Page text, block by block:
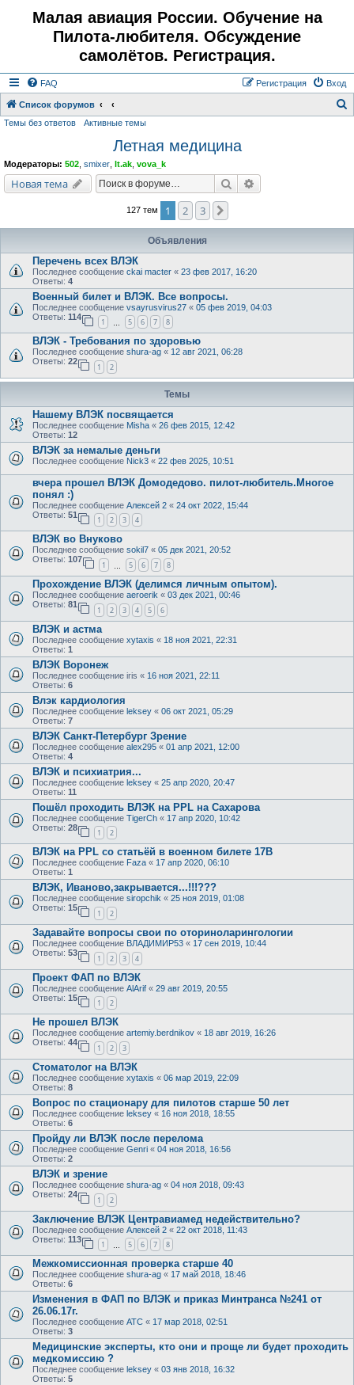
Малая авиация России. Обучение на
Пилота-любителя. Обсуждение
самолётов. Регистрация.
FAQ Вход
Регистрация
Список форумов
Темы без ответов Активные темы
Летная медицина
Модераторы: 502 smixer lt.ak vova_k
Новая тема Поиск
127 тем 1 2 3
Объявления
Перечень всех ВЛЭК
Последнее сообщение ckai macter « 23 фев 2017, 16:20
Ответы: 4
Военный билет и ВЛЭК. Все вопросы.
Последнее сообщение vsayrusvirus27 « 05 фев 2019, 04:03
Ответы: 114
1 5 6 7 8
ВЛЭК - Требования по здоровью
Последнее сообщение shura-ag « 12 авг 2021, 06:28
Ответы: 22
1 2
Темы
Нашему ВЛЭК посвящается
Последнее сообщение Misha « 26 фев 2015, 12:42
Ответы: 12
ВЛЭК за немалые деньги
Последнее сообщение Nick3 « 22 фев 2025, 10:51
вчера прошел ВЛЭК Домодедово. пилот-любитель.Многое
понял :)
Последнее сообщение Алексей 2 « 24 окт 2022, 15:44
Ответы: 51
1 2 3 4
ВЛЭК во Внуково
Последнее сообщение sokil7 « 05 дек 2021, 20:52
Ответы: 107
1 5 6 7 8
Прохождение ВЛЭК (делимся личным опытом).
Последнее сообщение aeroerik « 03 дек 2021, 00:46
Ответы: 81
1 2 3 4 5 6
ВЛЭК и астма
Последнее сообщение xytaxis « 18 ноя 2021, 22:31
Ответы: 1
ВЛЭК Воронеж
Последнее сообщение iris « 16 ноя 2021, 22:11
Ответы: 6
Влэк кардиология
Последнее сообщение leksey « 06 окт 2021, 05:29
Ответы: 7
ВЛЭК Санкт-Петербург Зрение
Последнее сообщение alex295 « 01 апр 2021, 12:00
Ответы: 4
ВЛЭК и психиатрия...
Последнее сообщение leksey « 25 апр 2020, 20:47
Ответы: 11
Пошёл проходить ВЛЭК на PPL на Сахарова
Последнее сообщение TigerCh « 17 апр 2020, 10:42
Ответы: 28
1 2
ВЛЭК на PPL со статьёй в военном билете 17В
Последнее сообщение Faza « 17 апр 2020, 06:10
Ответы: 1
ВЛЭК, Иваново,закрывается...!!!???
Последнее сообщение siropchik « 25 ноя 2019, 01:08
Ответы: 15
1 2
Задавайте вопросы свои по оториноларингологии
Последнее сообщение ВЛАДИМИР53 « 17 сен 2019, 10:44
Ответы: 53
1 2 3 4
Проект ФАП по ВЛЭК
Последнее сообщение AlArif « 29 авг 2019, 20:55
Ответы: 15
1 2
Не прошел ВЛЭК
Последнее сообщение artemiy.berdnikov « 18 авг 2019, 16:26
Ответы: 44
1 2 3
Стоматолог на ВЛЭК
Последнее сообщение xytaxis « 06 мар 2019, 22:09
Ответы: 8
Вопрос по стационару для пилотов старше 50 лет
Последнее сообщение leksey « 16 ноя 2018, 18:55
Ответы: 6
Пройду ли ВЛЭК после перелома
Последнее сообщение Genri « 04 ноя 2018, 16:56
Ответы: 2
ВЛЭК и зрение
Последнее сообщение shura-ag « 04 ноя 2018, 09:43
Ответы: 24
1 2
Заключение ВЛЭК Центравиамед недействительно?
Последнее сообщение Алексей 2 « 22 окт 2018, 11:43
Ответы: 113
1 5 6 7 8
Межкомиссионная проверка старше 40
Последнее сообщение shura-ag « 17 май 2018, 18:46
Ответы: 6
Изменения в ФАП по ВЛЭК и приказ Минтранса №241 от
26.06.17г.
Последнее сообщение ATC « 17 мар 2018, 02:51
Ответы: 3
Медицинские эксперты, кто они и проще ли будет проходить
медкомиссию ?
Последнее сообщение leksey « 03 янв 2018, 16:32
Ответы: 5